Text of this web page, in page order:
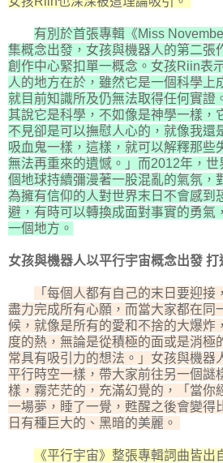
有別於首張專輯《Miss
集概念出發，女孩與機器人的第二張
創作中心緊扣單一概念。女孩Riin表
人的地方在於，雖然它是一個科學上
就目前知識所及仍無法取得任何實證
其說它是科學，不如像是神學一樣，
不見卻是可以撫慰人心的，就像我還
吸血鬼一樣，這樣，就可以解釋那些
無法再重來的遺憾。」而2012年，
個地球持續彌漫著一股混亂的氣氛，
為擁有信仰的人對世界末日不會感到
避，有時可以轉換成面對事實的勇氣
一個地方。
女孩與機器人以平行宇宙概念出發
「每個人都有自己的末日要迎
盡力完成所有心願，而當大家都在同
候，就像是所有的愛和不捨的大爆炸
度的熱，無論是從積極的面或是消極
常具有吸引力的想法。」女孩與機器
平行時空一樣，帶大家前往另一個謎
樣，霧茫茫的，充滿幻覺的，「當你
一場夢，睡了一覺，甦醒之後會變得
日有種巨大的、黑暗的美麗。
《平行宇宙》整張專輯詞曲皆出